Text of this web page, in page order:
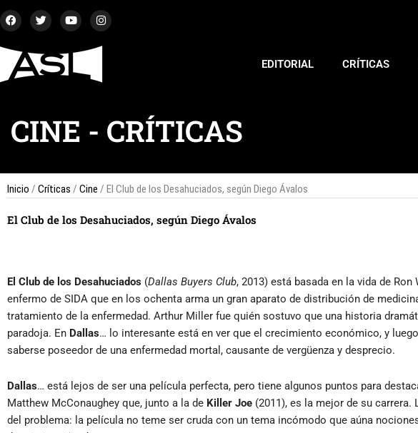
al
F
a
c
o
o
T
w
i
t
e
r
Y
o
u
u
I
n
s
t
EDITORIAL CRÍTICAS
CINE - CRÍTICAS
Inicio / Críticas / Cine / El Club de los Desahuciados, según Diego Ávalos
El Club de los Desahuciados, según Diego Ávalos
El Club de los Desahuciados (Dallas Buyers Club, 2013) está basada en la vida de
enfermo de SIDA que en los ochenta arma un gran aparato de distribución de
tratamiento de la enfermedad. Arthur Miller fue quién sostuvo que una historia
paradoja. En Dallas… lo interesante está en ver que el crecimiento económico, y
saberse poseedor de una enfermedad mortal, causante de vergüenza y desprecio.
Dallas… está lejos de ser una película perfecta, pero tiene algunos puntos para
Matthew McConaughey que, junto a la de Killer Joe (2011), es la mejor de su
del problema: la película no teme ser cruda con un tema incómodo que aúna